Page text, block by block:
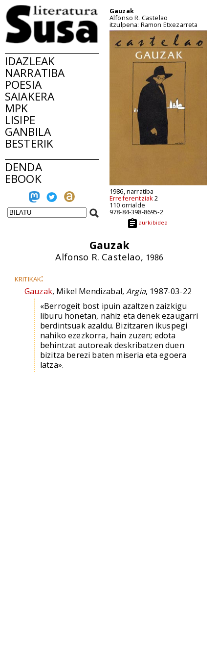
IDAZLEAK
NARRATIBA
POESIA
SAIAKERA
MPK
LISIPE
GANBILA
BESTERIK
DENDA
EBOOK
Gauzak
Alfonso R. Castelao
itzulpena: Ramon Etxezarreta
1986, narratiba
Erreferentziak2
110 orrialde
978-84-398-8695-2
aurkibidea
Gauzak
Alfonso R. Castelao, 1986
kritikak:
Gauzak, Mikel Mendizabal,Argia, 1987-03-22
«Berrogeit bost ipuin azaltzen zaizkigu
liburu honetan, nahiz eta denek ezaugarri
berdintsuak azaldu. Bizitzaren ikuspegi
nahiko ezezkorra, hain zuzen; edota
behintzat autoreak deskribatzen duen
bizitza berezi baten miseria eta egoera
latza».